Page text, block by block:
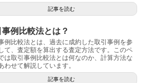
記事を読む
例比較法とは？
例比較法とは、過去に成約した取引事例を参
て、査定額を算出する査定方法です。このペ
は取引事例比較法とは何なのか、計算方法な
わせて解説しています。
記事を読む